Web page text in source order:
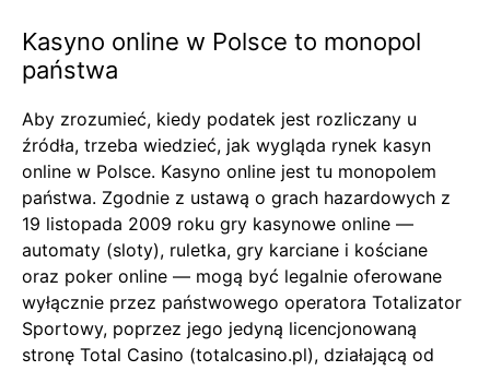
Kasyno online w Polsce to monopol
państwa
Aby zrozumieć, kiedy podatek jest rozliczany u
źródła, trzeba wiedzieć, jak wygląda rynek kasyn
online w Polsce. Kasyno online jest tu monopolem
państwa. Zgodnie z ustawą o grach hazardowych z
19 listopada 2009 roku gry kasynowe online —
automaty (sloty), ruletka, gry karciane i kościane
oraz poker online — mogą być legalnie oferowane
wyłącznie przez państwowego operatora Totalizator
Sportowy, poprzez jego jedyną licencjonowaną
stronę Total Casino (totalcasino.pl), działającą od